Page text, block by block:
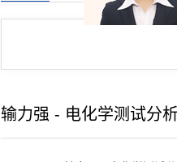
输力强 - 电化学测试分